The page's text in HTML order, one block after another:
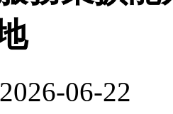
06-22